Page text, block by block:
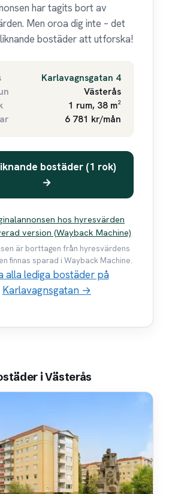
har tagits bort av
Men oroa dig inte – det
bostäder att utforska!
Karlavagnsgatan 4
Västerås
1 rum, 38 m²
6 781 kr/mån
bostäder (1 rok)
→
hos hyresvärden
version (Wayback Machine)
är borttagen från hyresvärdens
finnas sparad i Wayback Machine.
alla lediga bostäder på
Karlavagnsgatan →
i Västerås